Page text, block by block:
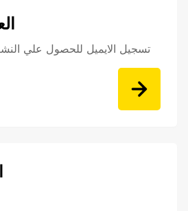
تسجيل الايميل للحصول علي